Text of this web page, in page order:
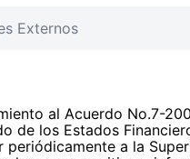
Externos
al Acuerdo No.7-
de los Estados
a la